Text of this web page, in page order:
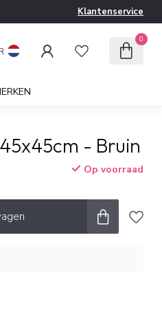
Klantenservice
0
- Bruin
Op voorraad